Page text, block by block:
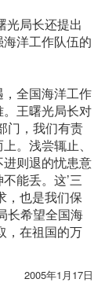
光局长还提出
洋工作队伍的
全国海洋工作
王曙光局长对
门，我们有责
。浅尝辄止、
则退的忧患意
能丢。这’三
，也是我们保
长希望全国海
，在祖国的万
2005年1月17日